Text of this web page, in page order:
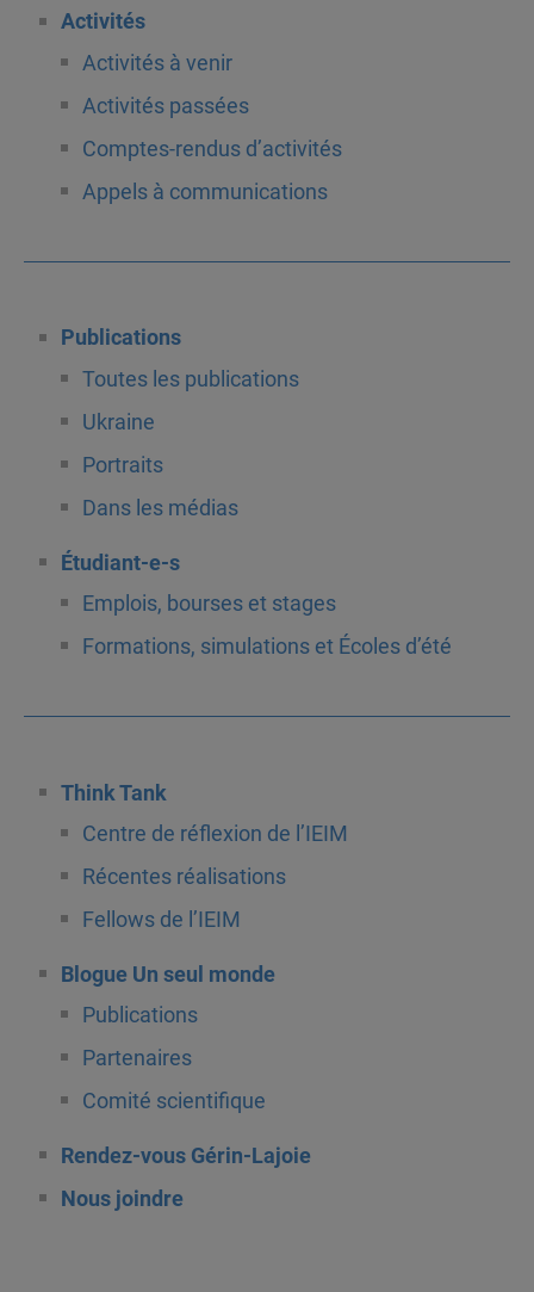
Activités
Activités à venir
Activités passées
Comptes-rendus d’activités
Appels à communications
Publications
Toutes les publications
Ukraine
Portraits
Dans les médias
Étudiant-e-s
Emplois, bourses et stages
Formations, simulations et Écoles d’été
Think Tank
Centre de réflexion de l’IEIM
Récentes réalisations
Fellows de l’IEIM
Blogue Un seul monde
Publications
Partenaires
Comité scientifique
Rendez-vous Gérin-Lajoie
Nous joindre